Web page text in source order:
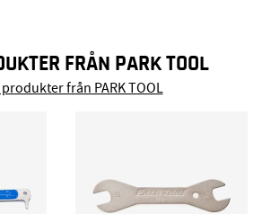
FRÅN PARK TOOL
från PARK TOOL